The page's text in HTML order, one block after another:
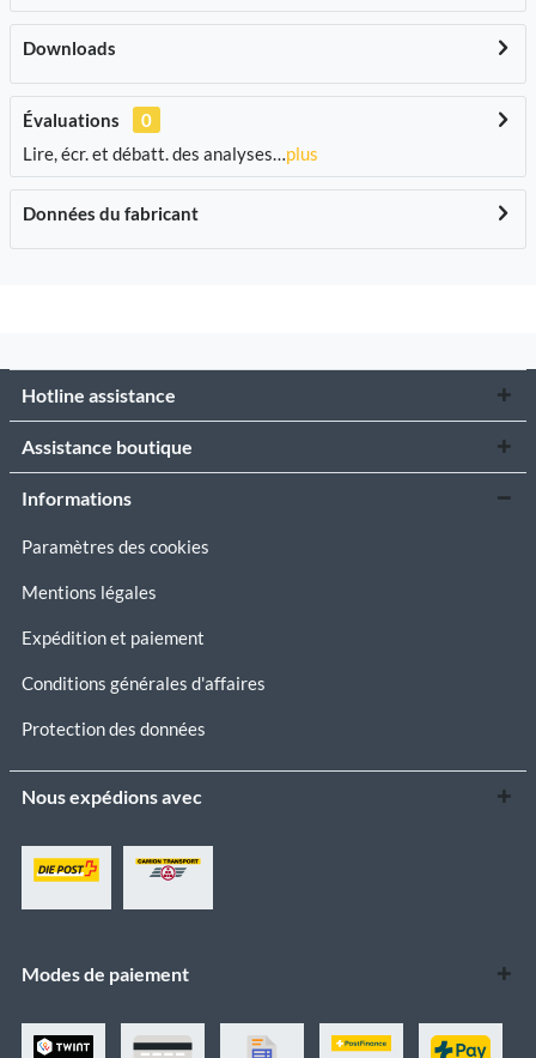
Downloads
Évaluations
0
Lire, écr. et débatt. des analyses…plus
Données du fabricant
Hotline assistance
Assistance boutique
Informations
Paramètres des cookies
Mentions légales
Expédition et paiement
Conditions générales d'affaires
Protection des données
Nous expédions avec
Modes de paiement